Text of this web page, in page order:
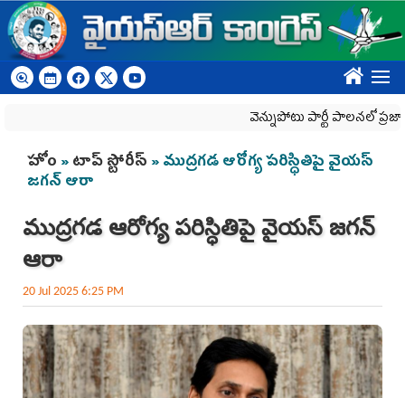
Skip to main content
????
వెన్నుపోటు పార్టీ పాలనలో
You are here
హోం »టాప్ స్టోరీస్ » ముద్రగడ ఆరోగ్య పరిస్ధితిపై వైయస్‌
జగన్ ఆరా
ముద్రగడ ఆరోగ్య పరిస్ధితిపై వైయస్‌ జగన్
ఆరా
20 Jul 2025 6:25 PM